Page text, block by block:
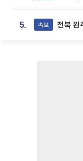
5. 속보 전북 완